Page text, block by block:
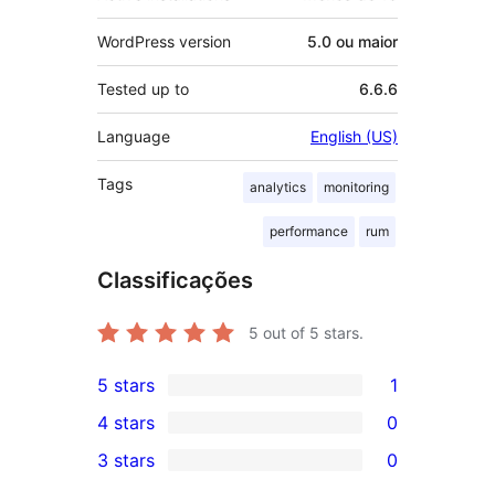
WordPress version 5.0 ou maior
Tested up to 6.6.6
Language English (US)
Tags analytics monitoring
performance rum
Classificações
5 out of 5 stars.
1
5-
star
5 stars 1
4-
4 stars 0
0
3 stars 0